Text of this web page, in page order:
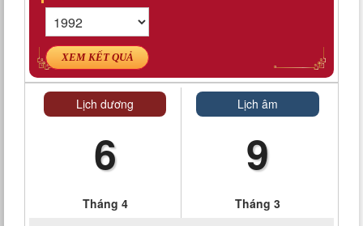
XEM KẾT QUẢ
Lịch dương
6
Tháng 4
Lịch âm
9
Tháng 3